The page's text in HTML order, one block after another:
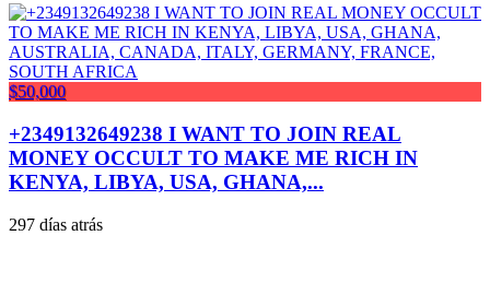
$50,000
+2349132649238 I WANT TO JOIN REAL
MONEY OCCULT TO MAKE ME RICH IN
KENYA, LIBYA, USA, GHANA,...
297 días atrás